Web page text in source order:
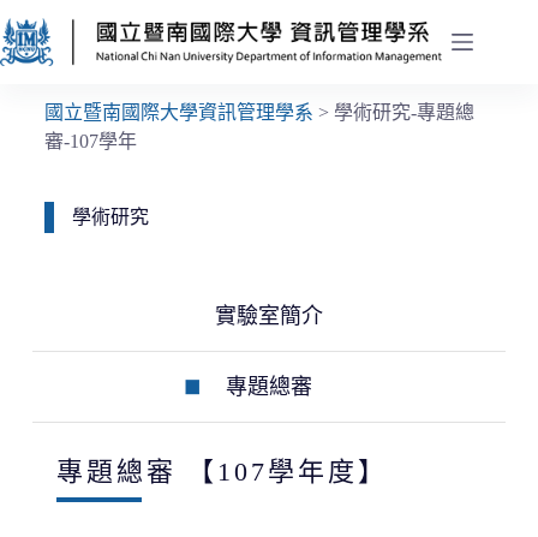
國立暨南國際大學資訊管理學系 > 學術研究-專題總
審-107學年
學術研究
實驗室簡介
專題總審
專題總審 【107學年度】